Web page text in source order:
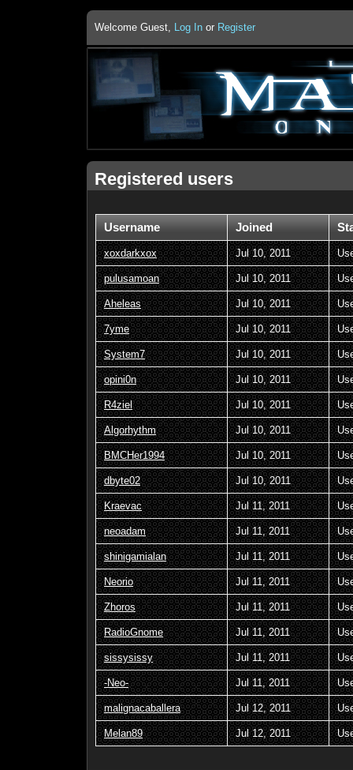
Welcome Guest, Log In or Register
Registered users
Username Joined
xoxdarkxox Jul 10, 2011
pulusamoan Jul 10, 2011
Aheleas Jul 10, 2011
7yme Jul 10, 2011
System7 Jul 10, 2011
opini0n Jul 10, 2011
R4ziel Jul 10, 2011
Algorhythm Jul 10, 2011
BMCHer1994 Jul 10, 2011
dbyte02 Jul 10, 2011
Kraevac Jul 11, 2011
neoadam Jul 11, 2011
shinigamialan Jul 11, 2011
Neorio Jul 11, 2011
Zhoros Jul 11, 2011
RadioGnome Jul 11, 2011
sissysissy Jul 11, 2011
-Neo- Jul 11, 2011
malignacaballera Jul 12, 2011
Melan89 Jul 12, 2011